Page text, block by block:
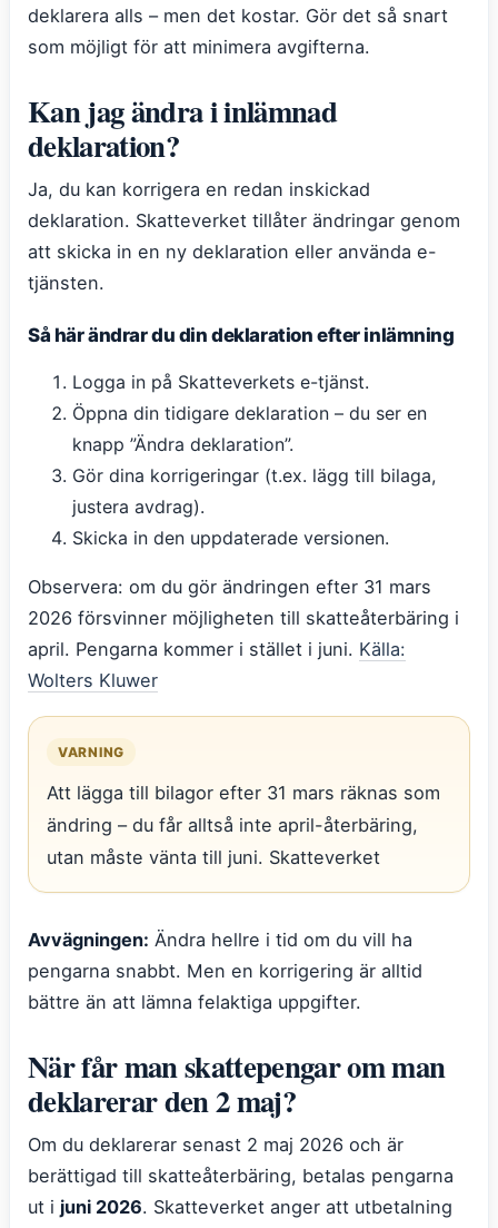
deklarera alls – men det kostar. Gör det så snart
som möjligt för att minimera avgifterna.
Kan jag ändra i inlämnad
deklaration?
Ja, du kan korrigera en redan inskickad
deklaration. Skatteverket tillåter ändringar genom
att skicka in en ny deklaration eller använda e-
tjänsten.
Så här ändrar du din deklaration efter inlämning
Logga in på Skatteverkets e-tjänst.
Öppna din tidigare deklaration – du ser en
knapp ”Ändra deklaration”.
Gör dina korrigeringar (t.ex. lägg till bilaga,
justera avdrag).
Skicka in den uppdaterade versionen.
Observera: om du gör ändringen efter 31 mars
2026 försvinner möjligheten till skatteåterbäring i
april. Pengarna kommer i stället i juni. Källa:
Wolters Kluwer
VARNING
Att lägga till bilagor efter 31 mars räknas som
ändring – du får alltså inte april-återbäring,
utan måste vänta till juni. Skatteverket
Avvägningen: Ändra hellre i tid om du vill ha
pengarna snabbt. Men en korrigering är alltid
bättre än att lämna felaktiga uppgifter.
När får man skattepengar om man
deklarerar den 2 maj?
Om du deklarerar senast 2 maj 2026 och är
berättigad till skatteåterbäring, betalas pengarna
ut i juni 2026. Skatteverket anger att utbetalning